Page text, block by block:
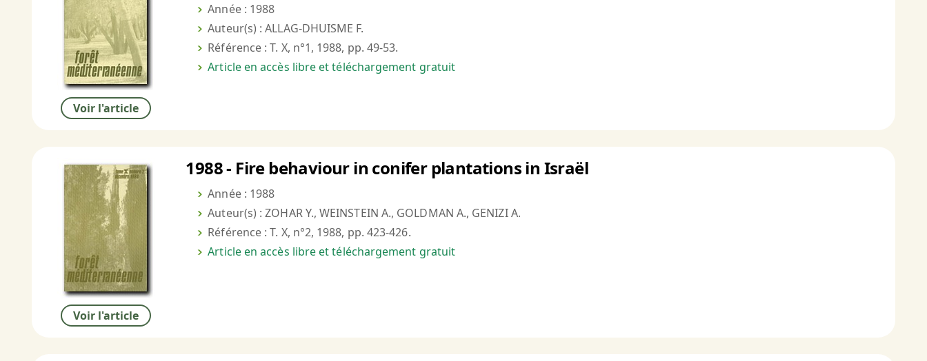
Voir l'article
Année : 1988
Auteur(s) : ALLAG-DHUISME F.
Référence : T. X, n°1, 1988, pp. 49-53.
Article en accès libre et téléchargement gratuit
Voir l'article
1988 - Fire behaviour in conifer plantations in Israël
Année : 1988
Auteur(s) : ZOHAR Y., WEINSTEIN A., GOLDMAN A., GENIZI A.
Référence : T. X, n°2, 1988, pp. 423-426.
Article en accès libre et téléchargement gratuit